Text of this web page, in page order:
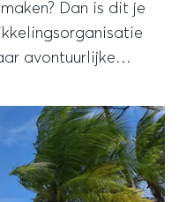
Dan is dit je
avontuurlijke